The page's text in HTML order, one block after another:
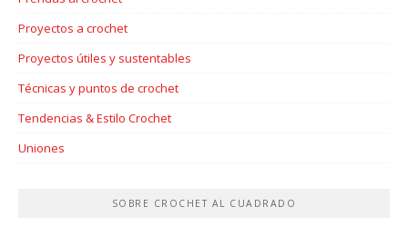
Proyectos a crochet
Proyectos útiles y sustentables
Técnicas y puntos de crochet
Tendencias & Estilo Crochet
Uniones
SOBRE CROCHET AL CUADRADO